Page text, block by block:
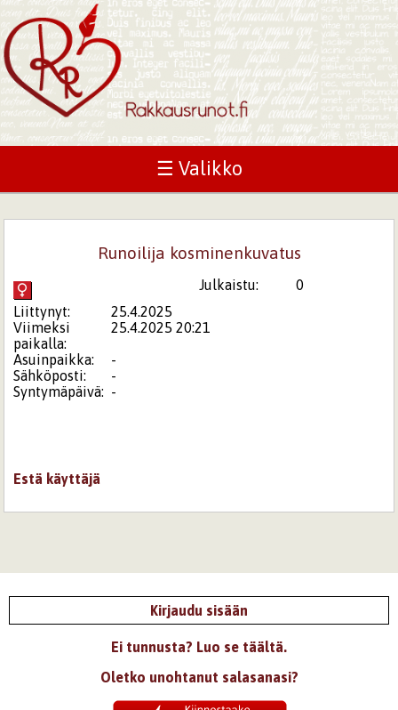
☰ Valikko
Runoilija kosminenkuvatus
Julkaistu:
0
Liittynyt:
25.4.2025
Viimeksi
paikalla:
25.4.2025 20:21
Asuinpaikka:
-
Sähköposti:
-
Syntymäpäivä: -
Estä käyttäjä
Kirjaudu sisään
Ei tunnusta? Luo se täältä.
Oletko unohtanut salasanasi?